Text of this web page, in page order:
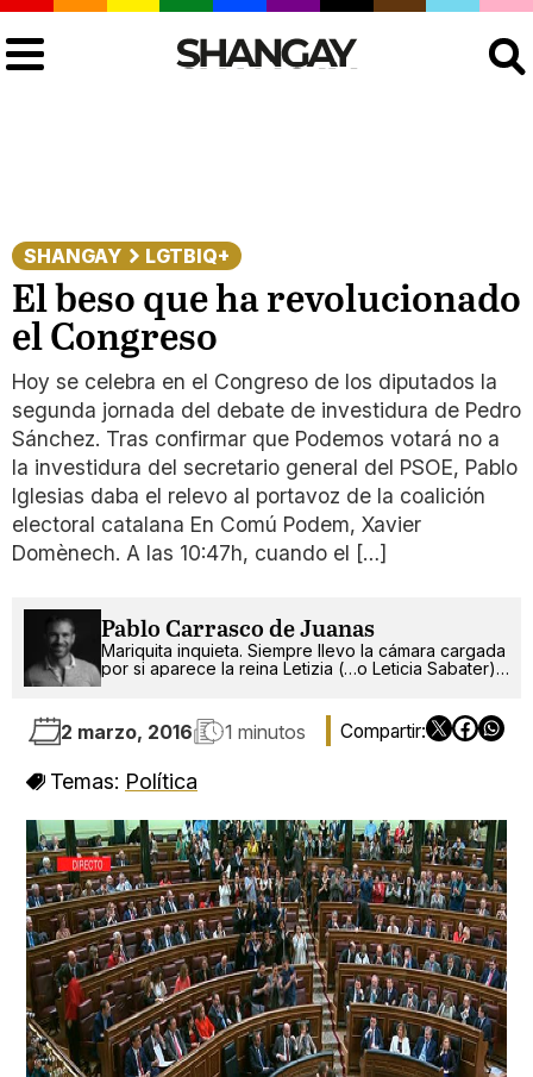
SHANGAY LGTBIQ+
El beso que ha revolucionado
el Congreso
Hoy se celebra en el Congreso de los diputados la
segunda jornada del debate de investidura de Pedro
Sánchez. Tras confirmar que Podemos votará no a
la investidura del secretario general del PSOE, Pablo
Iglesias daba el relevo al portavoz de la coalición
electoral catalana En Comú Podem, Xavier
Domènech. A las 10:47h, cuando el […]
Pablo Carrasco de Juanas
Mariquita inquieta. Siempre llevo la cámara cargada
por si aparece la reina Letizia (…o Leticia Sabater).
2 marzo, 2016 1 minutos
Temas: Política